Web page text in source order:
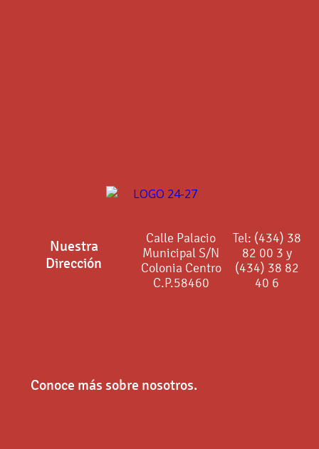
Nuestra
Dirección
Calle Palacio
Municipal S/N
Colonia Centro
C.P.58460
Tel: (434) 38
82 00 3 y
(434) 38 82
40 6
Conoce más sobre nosotros.